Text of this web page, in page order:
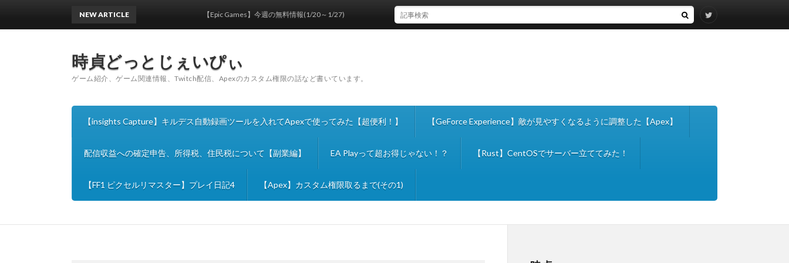
時貞どっとじぇいぴぃ
ゲーム紹介、ゲーム関連情報、Twitch配信、Apexのカスタム権限の話など書いています。
【insights Capture】キルデス自動録画ツールを入れてApexで使ってみた【超便利！】 【GeForce Experience】敵が見やすくなるように調整した【Apex】
配信収益への確定申告、所得税、住民税について【副業編】 EA Playって超お得じゃない！？ 【Rust】CentOSでサーバー立ててみた！
【FF1 ピクセルリマスター】プレイ日記4 【Apex】カスタム権限取るまで(その1)
NEW ARTICLE 【Epic Games】今週の無料情報(1/20～1/27)